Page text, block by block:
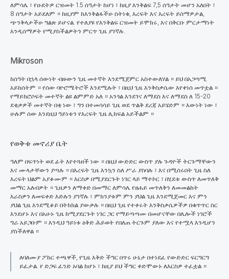
ለምሳሌ ፣ የዑደትዎ ርዝመት 1.5 ሰዓታት ከሆነ ፣ ከዚያ እንቅልፍ 7,5 ሰዓታት መሆን አለበት ፣
8 ሰዓታት አይደለም ። ከዚያም ከእንቅልፋችሁ ስትነቁ, እረፍት እና እረፍት ይሰማዎታል,
ጭንቅላታችሁ ግልጽ ይሆናል. የተለያዩ የእንቅልፍ ርዝመት ይሞክሩ, እና በቅርቡ ምርታማነት
እንዲሰማዎት የሚያስችልዎትን ምርጥ ጊዜ ያገኛሉ.
Mikroson
ከሰዓት በኋላ ሰውነት ብዙውን ጊዜ መተኛት እንደሚጀምር አስተውለሃል ። ይህ በአጋጣሚ
አይከሰትም ። የሰው ባዮሮሜትሮች እንደሚሉት ፣ በዚህ ጊዜ እንቅስቃሴው እየቀነሰ መጥቷል ።
የማይክሮሶፍት መተኛት ልዩ ልምምድ አለ ። አንጎል እንደገና ለማደስ እና ለማደስ ለ 15-20
ደቂቃዎች መተኛት በቂ ነው ፣ ግን በተመሳሳይ ጊዜ ወደ ጥልቅ ደረጃ አይሄድም ። እውነት ነው ፣
ሁሉም ሰው እንደዚህ ዓይነቱን የእረፍት ጊዜ ሊከፍል አይችልም ።
የወቅቱ መኖሪያ ቤት
ዓለም በፍጥነት ወደ ፊት እየተጓዘች ነው ። በዚህ ውድድር ውስጥ ያሉ ጉዳዮች ትርጉማቸውን
እና ሙላታቸውን ያጣሉ ። በእረፍት ጊዜ እንኳን ስለ ሥራ ያስባሉ ፣ እና በሚሰሩበት ጊዜ ስለ
እረፍት ህልም አያቆሙም ። እርስዎ በሚያደርጉት ነገር ላይ ማተኮር ፣ በሂደቱ ውስጥ ለመጥለቅ
መማር አለብዎት ። ጊዜዎን ለማቀድ በመማር ለምሳሌ የፀሐይ መጥለቅን ለመመልከት
እራስዎን ለመፍቀድ እድሉን ያገኛሉ ፣ ምክንያቱም ምን ያህል ጊዜ እንደሚጀመር እና ምን
ያህል ጊዜ እንደሚቆይ በትክክል ያውቃሉ ። በዚህ ጊዜ የተቀሩት እንቅስቃሴዎችዎ በቁጥጥር ስር
እንደሆኑ እና በአሁኑ ጊዜ ከሚያደርጉት ነገር ጋር የማይጣጣሙ በመሆናቸው በሌሎች ነገሮች
ግራ አይጋቡም ። እንዲህ ዓይነቱ ዕቅድ ሕይወት የበለጠ ትርጉም ያለው እና የተሟላ እንዲሆን
ያስችለዋል ።
ለባለሙያ ፖከር ተጫዋች, የጊዜ እቅድ ችግር በጥሩ ሁኔታ በተነደፈ የውድድር ፍርግርግ
ይፈታል. የ ድጋፍ ፈንድ አባል ከሆኑ ፣ ከዚያ ይህ ችግር ቀድሞውኑ ለእርስዎ ተፈቷል ።